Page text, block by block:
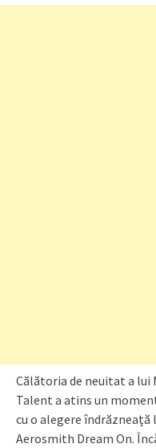
Călătoria de neuitat a lui
Talent a atins un
cu o alegere îndrăzneață
Aerosmith Dream On.